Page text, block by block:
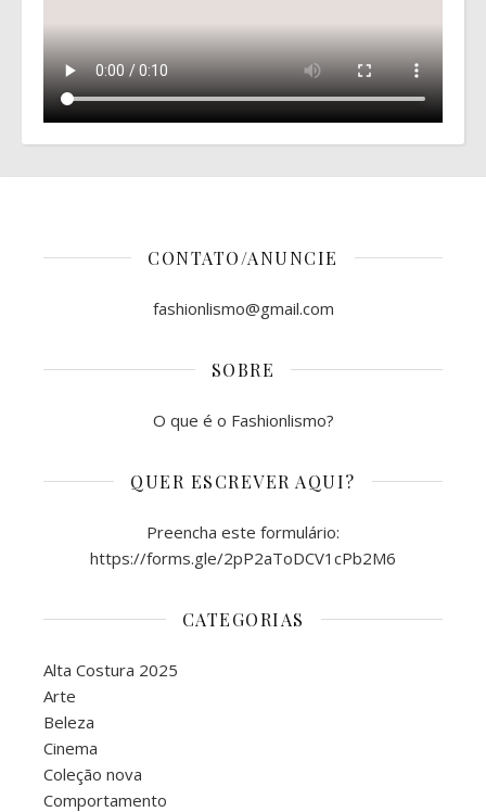
CONTATO/ANUNCIE
fashionlismo@gmail.com
SOBRE
O que é o Fashionlismo?
QUER ESCREVER AQUI?
Preencha este formulário:
https://forms.gle/2pP2aToDCV1cPb2M6
CATEGORIAS
Alta Costura 2025
Arte
Beleza
Cinema
Coleção nova
Comportamento